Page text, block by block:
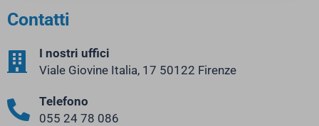
Contatti
I nostri uffici
Viale Giovine Italia, 17 50122 Firenze
Telefono
055 24 78 086